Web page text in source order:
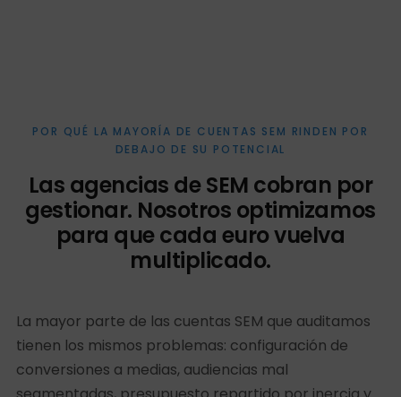
POR QUÉ LA MAYORÍA DE CUENTAS SEM RINDEN POR
DEBAJO DE SU POTENCIAL
Las agencias de SEM cobran por
gestionar. Nosotros optimizamos
para que cada euro vuelva
multiplicado.
La mayor parte de las cuentas SEM que auditamos
tienen los mismos problemas: configuración de
conversiones a medias, audiencias mal